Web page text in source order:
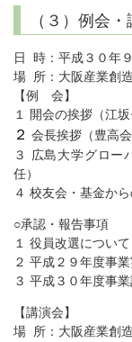
（３）例会
日 時：平成３０年
場 所：大阪産業創
【例 会】
１ 開会の挨拶（江坂
２ 会長挨拶（豊高会
３ 広島大学グロー
任）
４ 校友会・基金か
○承認・報告事項
１ 役員改選について
２ 平成２９年度事
３ 平成３０年度事
【講演会】
場 所：大阪産業創